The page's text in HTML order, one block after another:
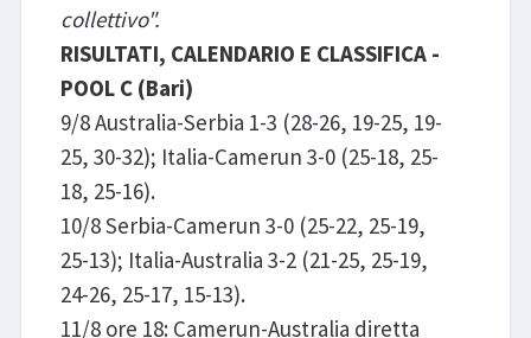
collettivo".
RISULTATI, CALENDARIO E CLASSIFICA -
POOL C (Bari)
9/8 Australia-Serbia 1-3 (28-26, 19-25, 19-
25, 30-32); Italia-Camerun​ 3-0 (25-18, 25-
18, 25-16).
10/8 Serbia-Camerun 3-0 (25-22, 25-19,
25-13); Italia-Australia 3-2 (21-25, 25-19,
24-26, 25-17, 15-13).
11/8 ore 18: Camerun-Australia diretta